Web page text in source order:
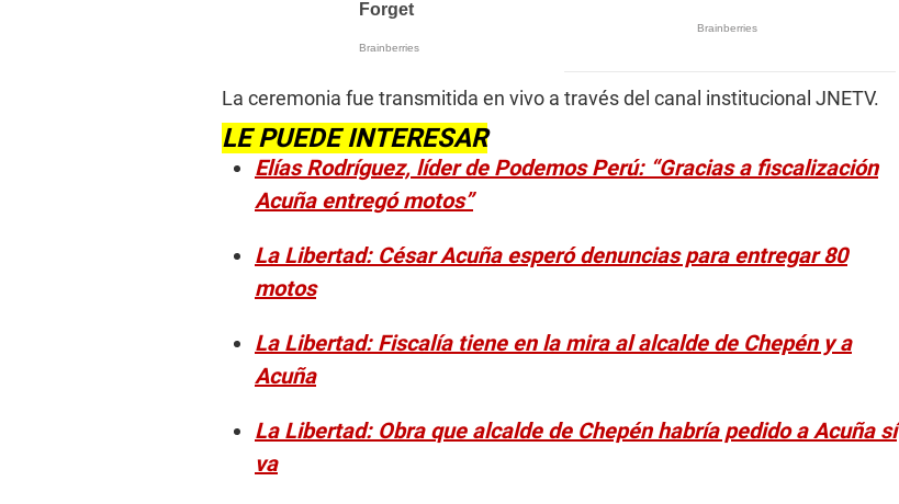
La ceremonia fue transmitida en vivo a través del canal institucional JNETV.
LE PUEDE INTERESAR
Elías Rodríguez, líder de Podemos Perú: “Gracias a fiscalización
Acuña entregó motos”
La Libertad: César Acuña esperó denuncias para entregar 80
motos
La Libertad: Fiscalía tiene en la mira al alcalde de Chepén y a
Acuña
La Libertad: Obra que alcalde de Chepén habría pedido a Acuña sí
va